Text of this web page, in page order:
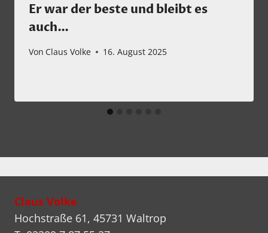
Er war der beste und bleibt es
auch…
Von Claus Volke 16. August 2025
Claus Volke
Hochstraße 61, 45731 Waltrop